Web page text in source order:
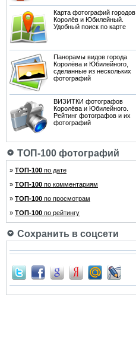
Карта фотографий городов
Королёв и Юбилейный.
Удобный поиск по карте
Панорамы видов города
Королёва и Юбилейного,
сделанные из нескольких
фотографий
ВИЗИТКИ фотографов
Королёва и Юбилейного.
Рейтинг фотографов и их
фотографий
ТОП-100 фотографий
» ТОП-100 по дате
» ТОП-100 по комментариям
» ТОП-100 по просмотрам
» ТОП-100 по рейтингу
Сохранить в соцсети